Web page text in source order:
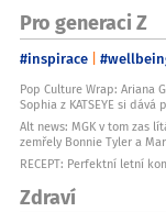
Pro generaci Z
#inspirace
Pop Culture Wrap: Ariana
Sophia z KATSEYE si
Alt news: MGK v tom zas
zemřely Bonnie Tyler a
RECEPT: Perfektní letní
Zdraví